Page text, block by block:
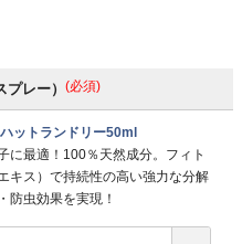
レー） (必須)
ットランドリー50ml
に最適！100％天然成分。フィト
キス）で持続性の高い強力な分解
防虫効果を実現！